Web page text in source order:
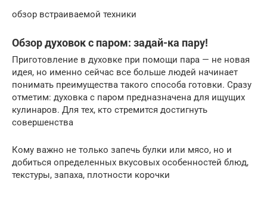
обзор встраиваемой техники
Обзор духовок с паром: задай-ка пару!
Приготовление в духовке при помощи пара — не новая
идея, но именно сейчас все больше людей начинает
понимать преимущества такого способа готовки. Сразу
отметим: духовка с паром предназначена для ищущих
кулинаров. Для тех, кто стремится достигнуть
совершенства
Кому важно не только запечь булки или мясо, но и
добиться определенных вкусовых особенностей блюд,
текстуры, запаха, плотности корочки